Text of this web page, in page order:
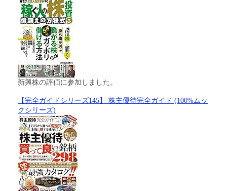
新興株の評価に参加しました。
【完全ガイドシリーズ145】 株主優待完全ガイド (100%ムッ
クシリーズ)